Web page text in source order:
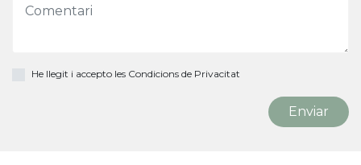
He llegit i accepto les Condicions de Privacitat